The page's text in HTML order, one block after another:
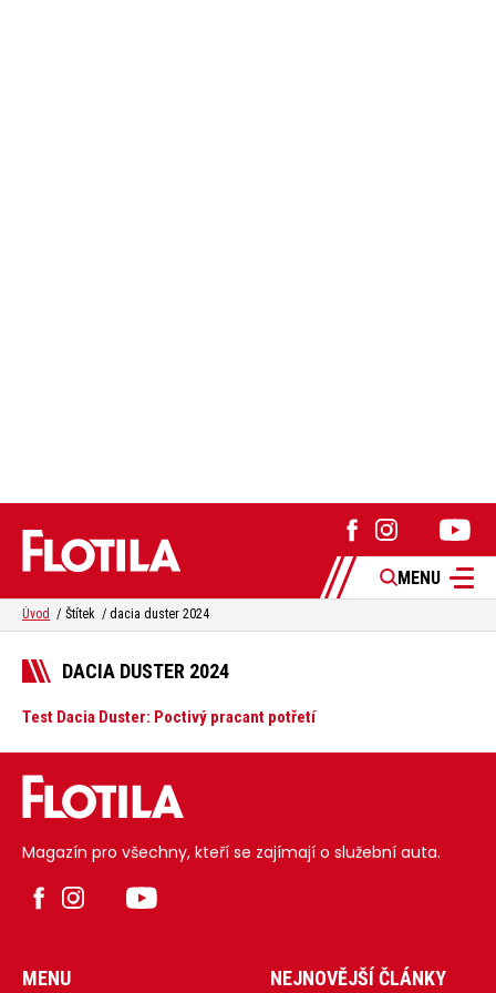
MENU
Úvod Štítek dacia duster 2024
DACIA DUSTER 2024
Test Dacia Duster: Poctivý pracant potřetí
Magazín pro všechny, kteří se zajímají o služební auta.
MENU NEJNOVĚJŠÍ ČLÁNKY